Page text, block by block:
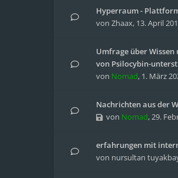
Hyperraum -
von Zhaax, 13. April
Umfrage über
von Psilocybin-
von Nomad, 1. März
Nachrichten aus der
von Nomad,29.
erfahrungen mit
von nursultan